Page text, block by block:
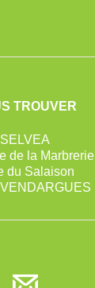
TROUVER
SELVEA
de la Marbrerie
du Salaison